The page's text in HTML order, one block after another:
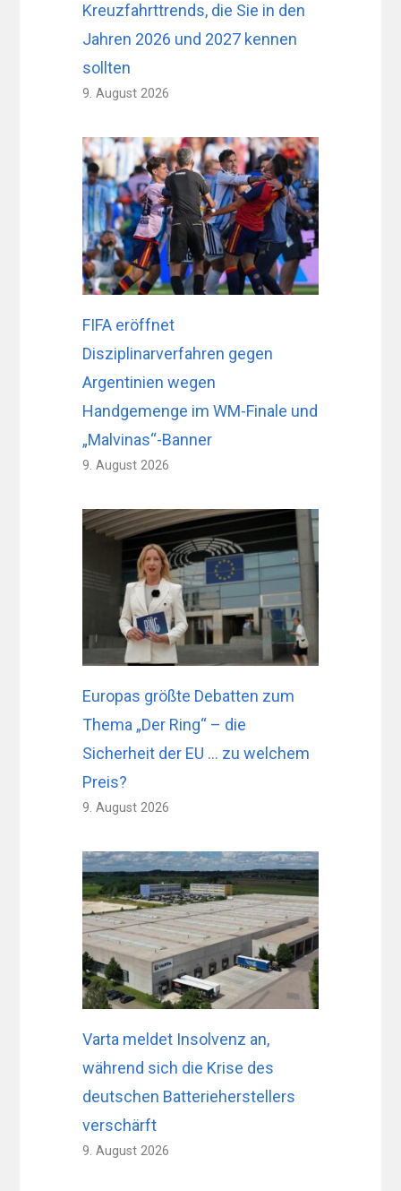
Kreuzfahrttrends, die Sie in den
Jahren 2026 und 2027 kennen
sollten
9. August 2026
FIFA eröffnet
Disziplinarverfahren gegen
Argentinien wegen
Handgemenge im WM-Finale und
„Malvinas“-Banner
9. August 2026
Europas größte Debatten zum
Thema „Der Ring“ – die
Sicherheit der EU … zu welchem ​​
Preis?
9. August 2026
Varta meldet Insolvenz an,
während sich die Krise des
deutschen Batterieherstellers
verschärft
9. August 2026